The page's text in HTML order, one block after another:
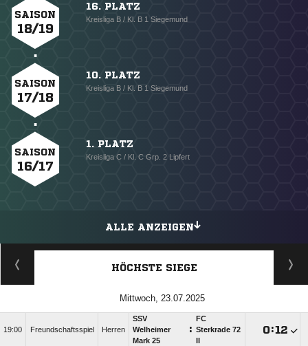
SAISON
18/19
16. PLATZ
Kreisliga B / Kl. B 1 Siegemund
SAISON
17/18
10. PLATZ
Kreisliga B / Kl. B 1 Siegemund
SAISON
16/17
1. PLATZ
Kreisliga C / Kl. C Grp. 2 Lipfert
ALLE ANZEIGEN
HÖCHSTE SIEGE
Mittwoch, 23.07.2025
19:00 Freundschaftsspiel Herren
SSV
Welheimer
Mark 25
:
FC
Sterkrade 72
: